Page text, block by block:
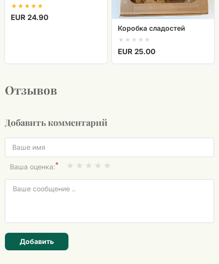
EUR 24.90
​Коробка сладостей
EUR 25.00
Отзывов
Добавить комментарий
Ваша оценка:*
Добавить